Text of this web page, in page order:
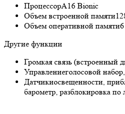
ПроцессорA16 Bionic
Объем встроенной памяти
Объем оперативной памяти
Другие функции
Громкая связь (встроенный
Управлениеголосовой
Датчикиосвещенности,
барометр, разблокировка по